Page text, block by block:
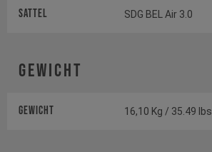
Sattel SDG BEL Air 3.0
Gewicht
Gewicht 16,10 Kg / 35.49 lbs